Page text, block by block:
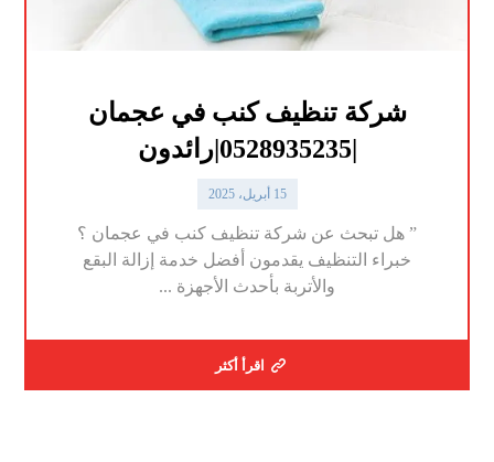
شركة تنظيف كنب في عجمان
|0528935235|رائدون
15 أبريل، 2025
” هل تبحث عن شركة تنظيف كنب في عجمان ؟
خبراء التنظيف يقدمون أفضل خدمة إزالة البقع
والأتربة بأحدث الأجهزة ...
اقرأ أكثر